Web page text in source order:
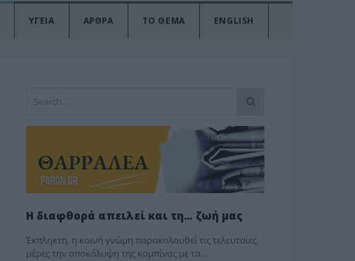
ΥΓΕΙΑ ΑΡΘΡΑ ΤΟ ΘΕΜΑ ENGLISH
Η διαφθορά απειλεί και τη… ζωή μας
Έκπληκτη, η κοινή γνώμη παρακολουθεί τις τελευταίες
μέρες την αποκάλυψη της κο­μπίνας με τα…